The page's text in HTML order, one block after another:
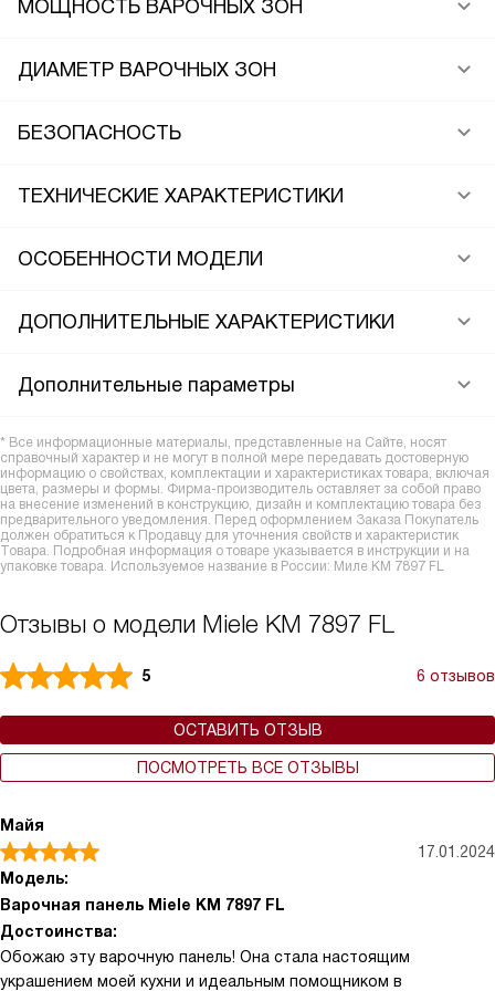
МОЩНОСТЬ ВАРОЧНЫХ ЗОН
ДИАМЕТР ВАРОЧНЫХ ЗОН
БЕЗОПАСНОСТЬ
ТЕХНИЧЕСКИЕ ХАРАКТЕРИСТИКИ
ОСОБЕННОСТИ МОДЕЛИ
ДОПОЛНИТЕЛЬНЫЕ ХАРАКТЕРИСТИКИ
Дополнительные параметры
* Все информационные материалы, представленные на Сайте, носят
справочный характер и не могут в полной мере передавать достоверную
информацию о свойствах, комплектации и характеристиках товара, включая
цвета, размеры и формы. Фирма-производитель оставляет за собой право
на внесение изменений в конструкцию, дизайн и комплектацию товара без
предварительного уведомления. Перед оформлением Заказа Покупатель
должен обратиться к Продавцу для уточнения свойств и характеристик
Товара. Подробная информация о товаре указывается в инструкции и на
упаковке товара. Используемое название в России: Миле KM 7897 FL
Отзывы о модели Miele KM 7897 FL
5 6 отзывов
ОСТАВИТЬ ОТЗЫВ
ПОСМОТРЕТЬ ВСЕ ОТЗЫВЫ
Майя
17.01.2024
Модель:
Варочная панель Miele KM 7897 FL
Достоинства:
Обожаю эту варочную панель! Она стала настоящим
украшением моей кухни и идеальным помощником в